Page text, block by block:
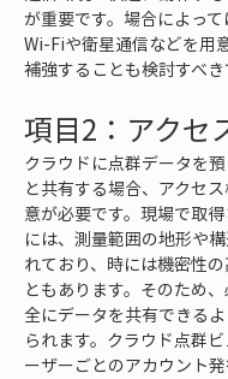
が重要です。場合によっ
Wi-Fiや衛星通信などを用
補強することも検討すべき
項目2：アクセ
クラウドに点群データを
と共有する場合、アクセ
意が必要です。現場で取
には、測量範囲の地形や
れており、時には機密性
ともあります。そのため
全にデータを共有できる
られます。クラウド点群
ーザーごとのアカウント